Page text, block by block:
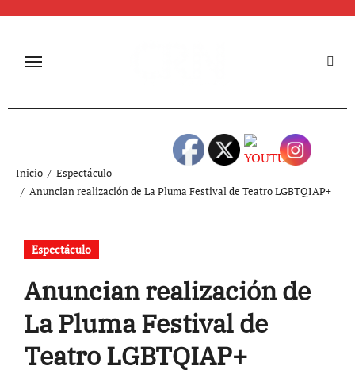
Inicio
Espectáculo
Anuncian realización de La Pluma Festival de Teatro LGBTQIAP+
Espectáculo
Anuncian realización de
La Pluma Festival de
Teatro LGBTQIAP+